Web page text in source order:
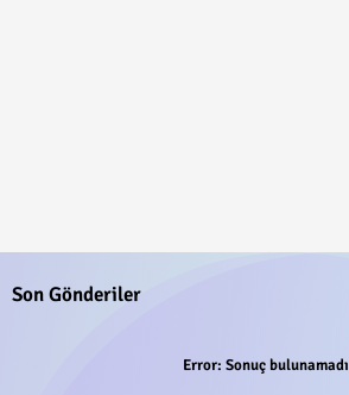
Son Gönderiler
Error: Sonuç bulunamadı